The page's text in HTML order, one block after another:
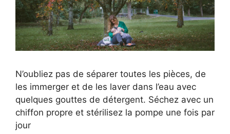
N’oubliez pas de séparer toutes les pièces, de
les immerger et de les laver dans l’eau avec
quelques gouttes de détergent. Séchez avec un
chiffon propre et stérilisez la pompe une fois par
jour